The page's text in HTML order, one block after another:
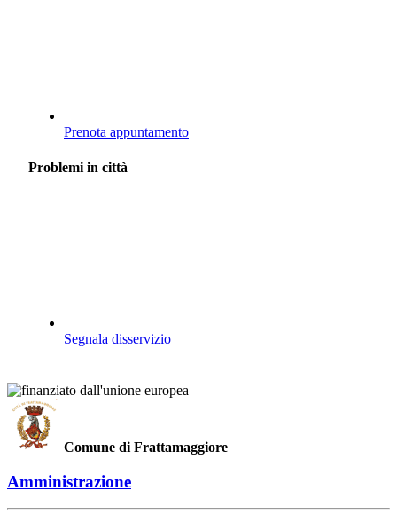
Prenota appuntamento
Problemi in città
Segnala disservizio
Comune di Frattamaggiore
Amministrazione